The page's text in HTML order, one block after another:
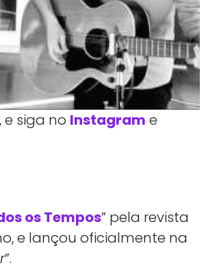
, e siga no Instagram e
os Tempos” pela revista
e lançou oficialmente na
”.